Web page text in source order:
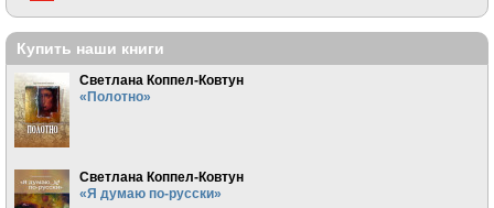
Купить наши книги
Светлана Коппел-Ковтун
«Полотно»
Светлана Коппел-Ковтун
«Я думаю по-русски»